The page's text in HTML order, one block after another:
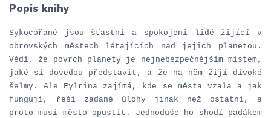
Popis knihy
Sykocořané jsou šťastní a spokojeni lidé žijící v
obrovských městech létajících nad jejich planetou.
Vědí, že povrch planety je nejnebezpečnějším místem,
jaké si dovedou představit, a že na něm žijí divoké
šelmy. Ale Fylrina zajímá, kde se města vzala a jak
fungují, řeší zadané úlohy jinak než ostatní, a
proto musí město opustit. Jednoduše ho shodí padákem